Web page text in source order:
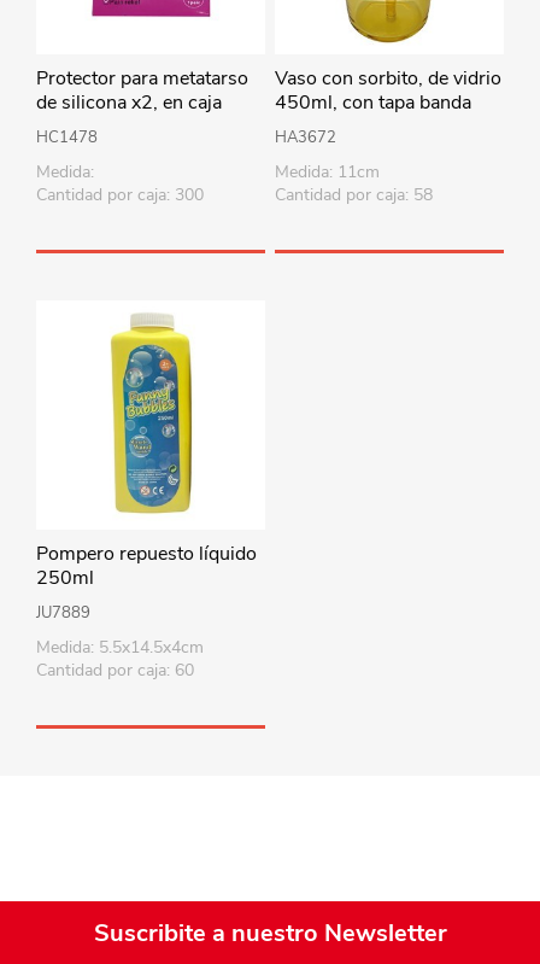
Protector para metatarso
de silicona x2, en caja
HC1478
Medida:
Cantidad por caja: 300
Vaso con sorbito, de vidrio
450ml, con tapa banda
aislante en caja, varios
colores
HA3672
Medida: 11cm
Cantidad por caja: 58
Pompero repuesto líquido
250ml
JU7889
Medida: 5.5x14.5x4cm
Cantidad por caja: 60
Suscribite a nuestro Newsletter